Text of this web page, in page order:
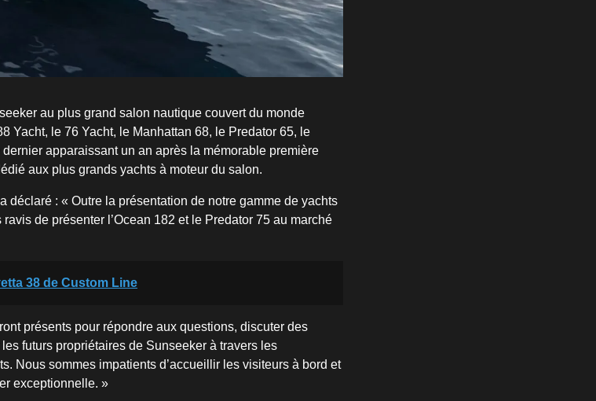
au plus grand salon nautique couvert du monde
Yacht, le 76 Yacht, le Manhattan 68, le Predator 65, le
apparaissant un an après la mémorable première
aux plus grands yachts à moteur du salon.
déclaré : « Outre la présentation de notre gamme de yachts
de présenter l’Ocean 182 et le Predator 75 au marché
38 de Custom Line
présents pour répondre aux questions, discuter des
futurs propriétaires de Sunseeker à travers les
Nous sommes impatients d’accueillir les visiteurs à bord et
exceptionnelle. »